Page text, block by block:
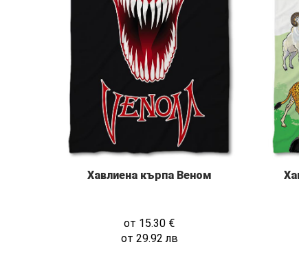
Хавлиена кърпа Веном
от 15.30 €
от 29.92лв